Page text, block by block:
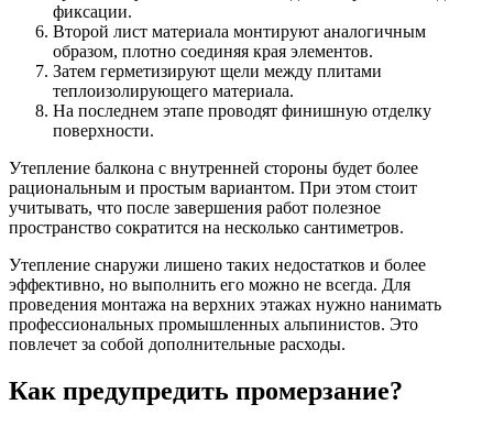
фиксации.
Второй лист материала монтируют аналогичным
образом, плотно соединяя края элементов.
Затем герметизируют щели между плитами
теплоизолирующего материала.
На последнем этапе проводят финишную отделку
поверхности.
Утепление балкона с внутренней стороны будет более
рациональным и простым вариантом. При этом стоит
учитывать, что после завершения работ полезное
пространство сократится на несколько сантиметров.
Утепление снаружи лишено таких недостатков и более
эффективно, но выполнить его можно не всегда. Для
проведения монтажа на верхних этажах нужно нанимать
профессиональных промышленных альпинистов. Это
повлечет за собой дополнительные расходы.
Как предупредить промерзание?